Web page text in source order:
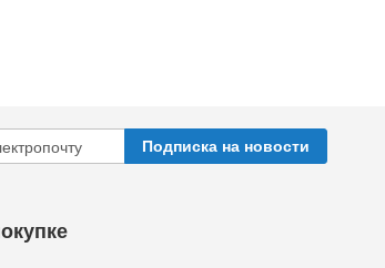
Подписка на новости